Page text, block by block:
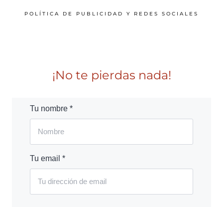
POLÍTICA DE PUBLICIDAD Y REDES SOCIALES
¡No te pierdas nada!
Tu nombre *
Tu email *